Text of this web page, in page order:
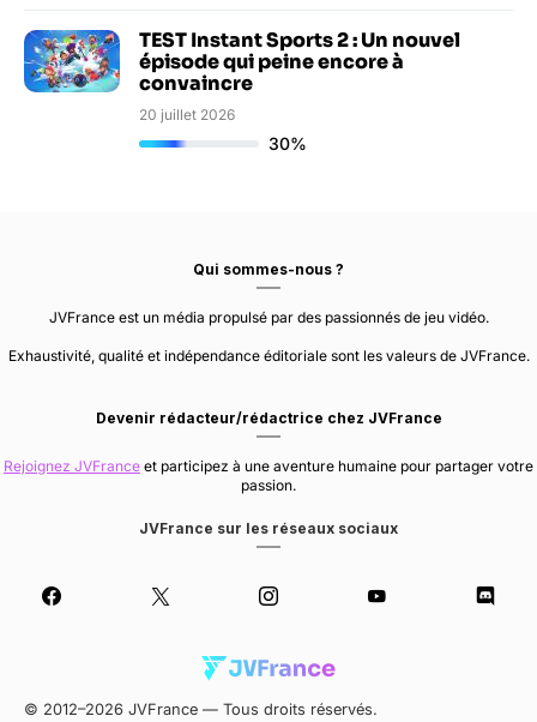
TEST Instant Sports 2 : Un nouvel
épisode qui peine encore à
convaincre
20 juillet 2026
30%
Qui sommes-nous ?
JVFrance est un média propulsé par des passionnés de jeu vidéo.
Exhaustivité, qualité et indépendance éditoriale sont les valeurs de JVFrance.
Devenir rédacteur/rédactrice chez JVFrance
Rejoignez JVFrance et participez à une aventure humaine pour partager votre
passion.
JVFrance sur les réseaux sociaux
© 2012–2026 JVFrance — Tous droits réservés.